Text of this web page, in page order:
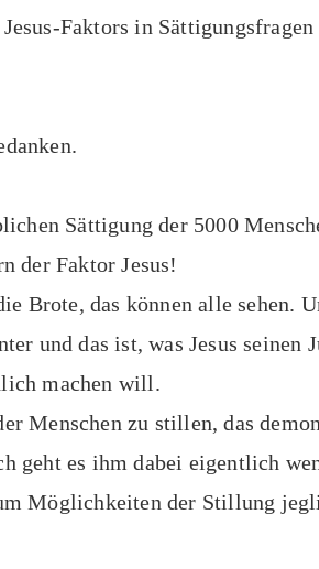
Faktors in
Sättigung der 5000
der Faktor Jesus!
Brote, das können alle sehen.
und das ist, was Jesus seinen
machen will.
Menschen zu stillen, das
geht es ihm dabei eigentlich
Möglichkeiten der Stillung